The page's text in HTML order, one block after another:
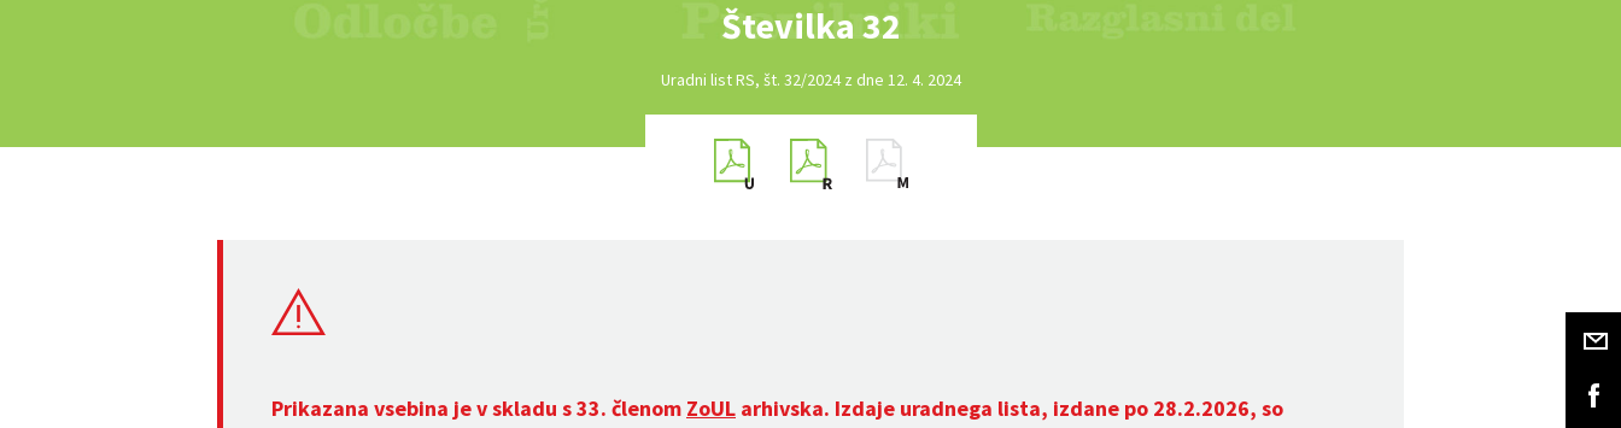
Številka 32
Uradni list RS, št. 32/2024 z dne 12. 4. 2024
Prikazana vsebina je v skladu s 33. členom ZoUL arhivska. Izdaje uradnega lista, izdane po 28.2.2026, so